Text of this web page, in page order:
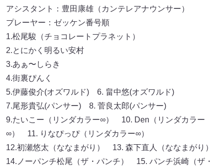
アシスタント：豊田康雄（カンテレアナウンサー）
プレーヤー：ゼッケン番号順
1.松尾駿（チョコレートプラネット）
2.とにかく明るい安村
3.あぁ〜しらき
4.街裏ぴんく
5.伊藤俊介(オズワルド) 6. 畠中悠(オズワルド)
7.尾形貴弘(パンサー) 8. 菅良太郎(パンサー)
9.たいこー（リンダカラー∞） 10. Den（リンダカラー
∞） 11. りなぴっぴ（リンダカラー∞）
12.初瀬悠太（ななまがり） 13. 森下直人（ななまがり）
14.ノーパンチ松尾（ザ・パンチ） 15. パンチ浜崎（ザ・